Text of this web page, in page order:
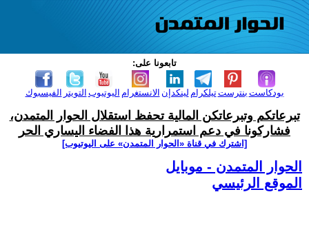
تابعونا على:
الفيسبوك التويتر اليوتيوب الانستغرام لينكدإن تيلكرامبنترست بودكاست
تبرعاتكم وتبرعاتكن المالية تحفظ استقلال الحوار المتمدن،
فشاركونا في دعم استمرارية هذا الفضاء اليساري الحر
[اشترك في قناة ‫«الحوار المتمدن» على اليوتيوب]
الحوار المتمدن - موبايل
الموقع الرئيسي